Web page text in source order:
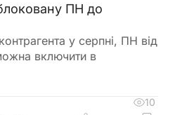
ПН до
у серпні, ПН від
включити в
10